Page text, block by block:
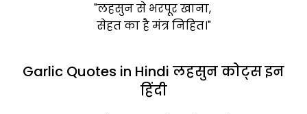
"लहसुन से भरपूर खाना,
सेहत का है मंत्र निहित।"
Garlic Quotes in Hindi लहसुन कोट्स इन
हिंदी